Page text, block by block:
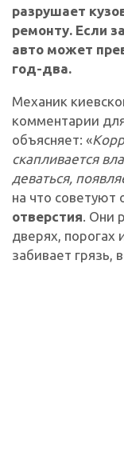
разрушает
ремонту. Если
авто может
год-два.
Механик
комментарии
объясняет: «
скапливается
деваться,
на что советуют
отверстия. Они
дверях, порогах
забивает грязь,